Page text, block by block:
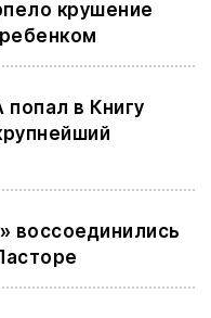
крушение
в Книгу
воссоединились